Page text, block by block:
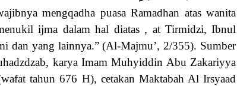
mengqadha puasa Ramadhan atas wanita
ijma dalam hal diatas , at Tirmidzi, Ibnul
dan yang lainnya.” (Al-Majmu’, 2/355). Sumber
karya Imam Muhyiddin Abu Zakariyya
tahun 676 H), cetakan Maktabah Al Irsyaad